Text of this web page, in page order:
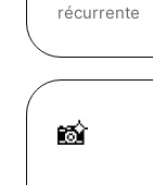
récurrente
📸